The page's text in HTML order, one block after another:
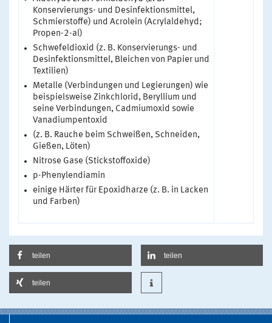
Konservierungs- und Desinfektionsmittel,
Schmierstoffe) und Acrolein (Acrylaldehyd;
Propen-2-al)
Schwefeldioxid (z. B. Konservierungs- und
Desinfektionsmittel, Bleichen von Papier und
Textilien)
Metalle (Verbindungen und Legierungen) wie
beispielsweise Zinkchlorid, Beryllium und
seine Verbindungen, Cadmiumoxid sowie
Vanadiumpentoxid
(z. B. Rauche beim Schweißen, Schneiden,
Gießen, Löten)
Nitrose Gase (Stickstoffoxide)
p-Phenylendiamin
einige Härter für Epoxidharze (z. B. in Lacken
und Farben)
teilen teilen
teilen